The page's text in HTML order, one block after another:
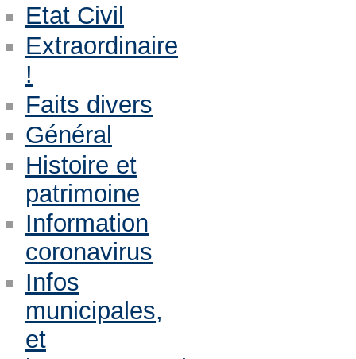
Etat Civil
Extraordinaire
!
Faits divers
Général
Histoire et
patrimoine
Information
coronavirus
Infos
municipales,
et